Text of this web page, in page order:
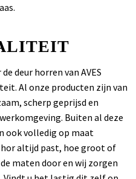
deur horren van AVES
Al onze producten zijn van
scherp geprijsd en
Buiten al deze
ook volledig op maat
altijd past, hoe groot of
maten door en wij zorgen